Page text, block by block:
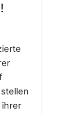
ihrer